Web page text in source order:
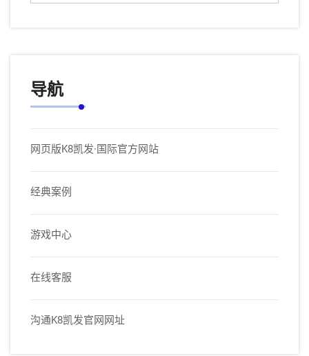
导航
网页版K8凯发·国际官方网站
经典案例
游戏中心
在线客服
沟通K8凯发官网网址